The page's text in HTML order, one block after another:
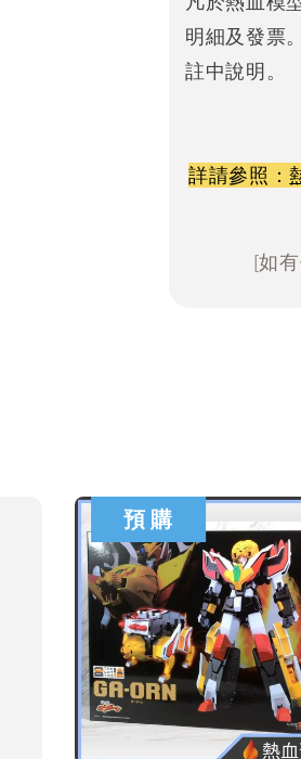
明細及發票
註中說明。
詳請參照：
[如
預 購